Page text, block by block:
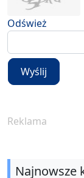
Odśwież
Wyślij
Reklama
Najnowsze